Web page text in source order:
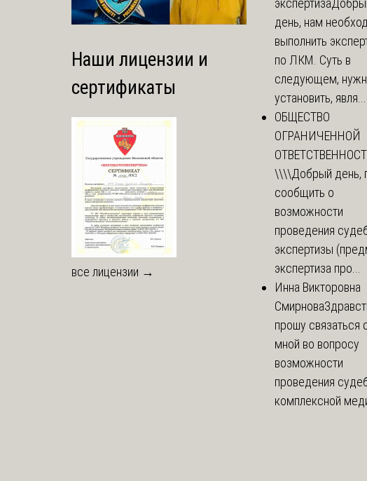
Наши лицензии и
сертификаты
все лицензии →
экспертиза
день, нам
выполнить
по ЛКМ. Суть в
следующем,
установить, явля...
ОБЩЕСТВО
ОГРАНИЧЕННОЙ
\\\\Добрый день,
сообщить о
возможности
проведения
экспертизы
экспертиза про...
Инна Викторовна
Смирнова
прошу связаться
мной во вопросу
возможности
проведения
комплексной